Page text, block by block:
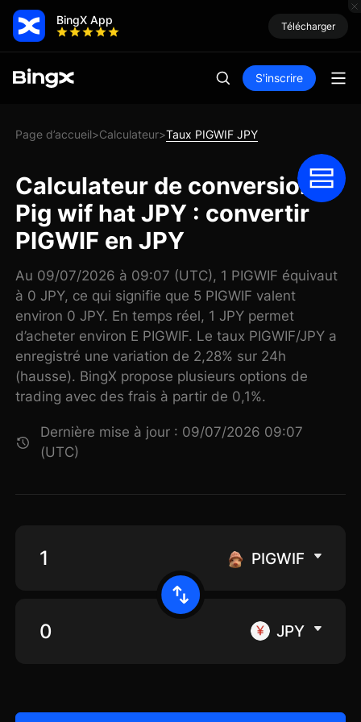
BingX App Télécharger
S'inscrire
Page d’accueil>Calculateur>Taux PIGWIF JPY
Calculateur de conversion
Pig wif hat JPY : convertir
PIGWIF en JPY
Au 09/07/2026 à 09:07 (UTC), 1 PIGWIF équivaut
à 0 JPY, ce qui signifie que 5 PIGWIF valent
environ 0 JPY. En temps réel, 1 JPY permet
d’acheter environ E PIGWIF. Le taux PIGWIF/JPY a
enregistré une variation de 2,28% sur 24h
(hausse). BingX propose plusieurs options de
trading avec des frais à partir de 0,1%.
Dernière mise à jour : 09/07/2026 09:07
(UTC)
PIGWIF
JPY